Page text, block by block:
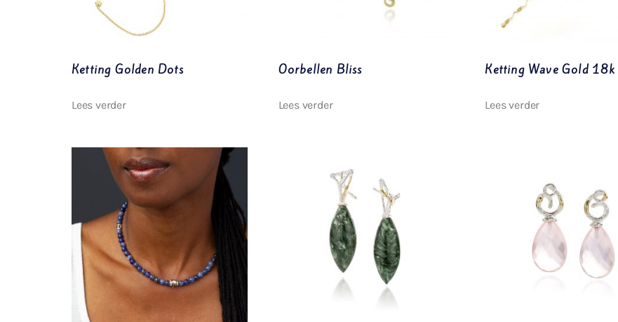
Ketting Golden Dots
Lees verder
Oorbellen Bliss
Lees verder
Ketting Wave Gold 18k
Lees verder